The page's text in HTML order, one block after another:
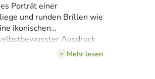
Porträt einer
und runden Brillen wie
ikonischen
Ausdruck
einen starken visuellen
Raum, in dem
Mehr lesen